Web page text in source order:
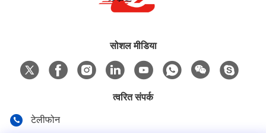
सोशल मीडिया
त्वरित संपर्क
टेलीफोन